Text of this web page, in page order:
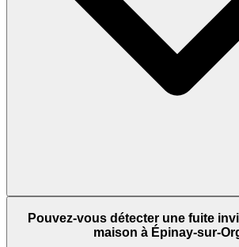
Pouvez-vous détecter une fuite
maison à Épinay-sur-